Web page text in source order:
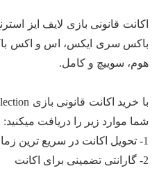
اکانت قانونی بازی لایف ایز
باکس سری ایکس، اس و اکس
هوم، سوییچ و کامل.
شما موارد زیر را دریافت میکنید:
1- تحویل اکانت در سریع‌ ترین زمان
2- گارانتی تضمینی برای اکانت